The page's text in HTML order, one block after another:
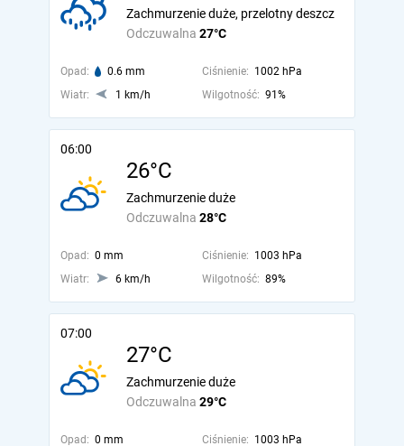
Odczuwalna 27°C
Zachmurzenie duże, przelotny deszcz
Opad: 0.6 mm Ciśnienie: 1002 hPa
Wiatr:
1 km/h Wilgotność: 91%
06:00
26°C
Odczuwalna 28°C
Zachmurzenie duże
Opad: 0 mm Ciśnienie: 1003 hPa
Wiatr:
6 km/h Wilgotność: 89%
07:00
27°C
Odczuwalna 29°C
Zachmurzenie duże
Opad: 0 mm Ciśnienie: 1003 hPa